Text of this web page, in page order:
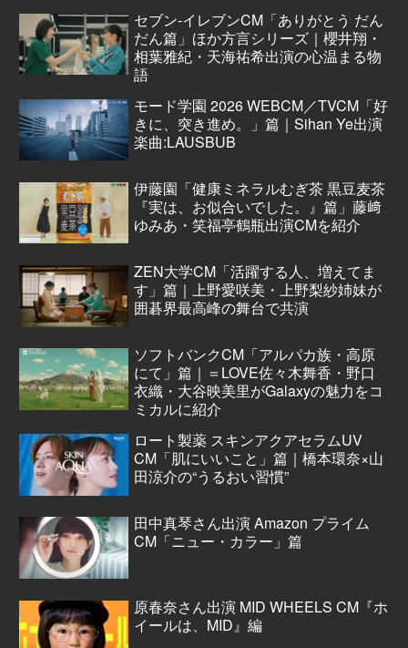
セブン‐イレブンCM「ありがとう だん
だん篇」ほか方言シリーズ｜櫻井翔・
相葉雅紀・天海祐希出演の心温まる物
語
モード学園 2026 WEBCM／TVCM「好
きに、突き進め。」篇｜Sihan Ye出演
楽曲:LAUSBUB
伊藤園「健康ミネラルむぎ茶 黒豆麦茶
『実は、お似合いでした。』篇」藤﨑
ゆみあ・笑福亭鶴瓶出演CMを紹介
ZEN大学CM「活躍する人、増えてま
す」篇｜上野愛咲美・上野梨紗姉妹が
囲碁界最高峰の舞台で共演
ソフトバンクCM「アルパカ族・高原
にて」篇｜＝LOVE佐々木舞香・野口
衣織・大谷映美里がGalaxyの魅力をコ
ミカルに紹介
ロート製薬 スキンアクアセラムUV
CM「肌にいいこと」篇｜橋本環奈×山
田涼介の“うるおい習慣”
田中真琴さん出演 Amazon プライム
CM「ニュー・カラー」篇
原春奈さん出演 MID WHEELS CM『ホ
イールは、MID』編